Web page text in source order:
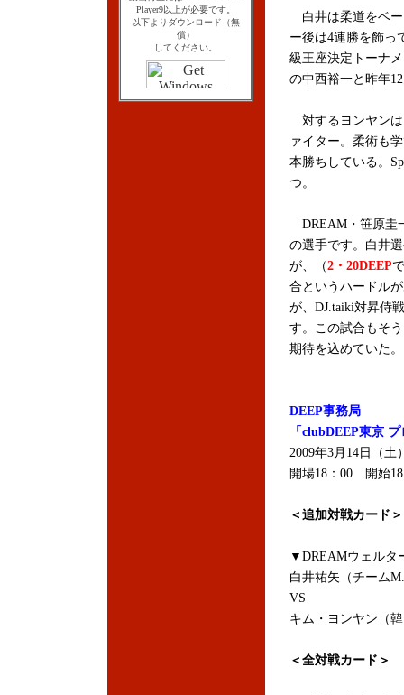
Player9以上が必要です。
以下よりダウンロード（無
償）
してください。
白井は柔道をベー
ー後は4連勝を飾っ
級王座決定トーナ
の中西裕一と昨年
対するヨンヤンは
ァイター。柔術も
本勝ちしている。
つ。
DREAM・笹原圭
の選手です。白井
が、（2・20DEEP
合というハードル
が、DJ.taiki対昇侍
す。この試合もそ
期待を込めていた。
DEEP事務局
「clubDEEP東京
2009年3月14日（土
開場18：00 開始18
＜追加対戦カード＞
▼DREAMウェルタ
白井祐矢（チーム
VS
キム・ヨンヤン（
＜全対戦カード＞